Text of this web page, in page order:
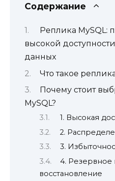
Содержание
Реплика MySQL:
высокой
данных
Что такое
Почему стоит
MySQL?
1. Высокая
2.
3.
4. Резервное
восстановление